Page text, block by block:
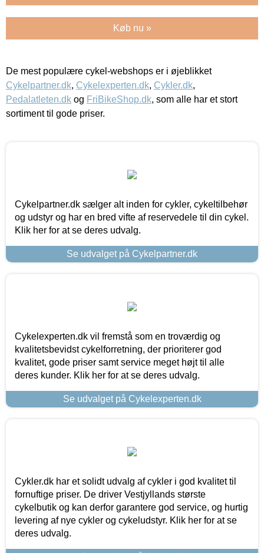
Køb nu »
De mest populære cykel-webshops er i øjeblikket
Cykelpartner.dk, Cykelexperten.dk, Cykler.dk,
Pedalatleten.dk og FriBikeShop.dk, som alle har et stort
sortiment til gode priser.
Cykelpartner.dk sælger alt inden for cykler, cykeltilbehør
og udstyr og har en bred vifte af reservedele til din cykel.
Klik her for at se deres udvalg.
Se udvalget på Cykelpartner.dk
Cykelexperten.dk vil fremstå som en troværdig og
kvalitetsbevidst cykelforretning, der prioriterer god
kvalitet, gode priser samt service meget højt til alle
deres kunder. Klik her for at se deres udvalg.
Se udvalget på Cykelexperten.dk
Cykler.dk har et solidt udvalg af cykler i god kvalitet til
fornuftige priser. De driver Vestjyllands største
cykelbutik og kan derfor garantere god service, og hurtig
levering af nye cykler og cykeludstyr. Klik her for at se
deres udvalg.